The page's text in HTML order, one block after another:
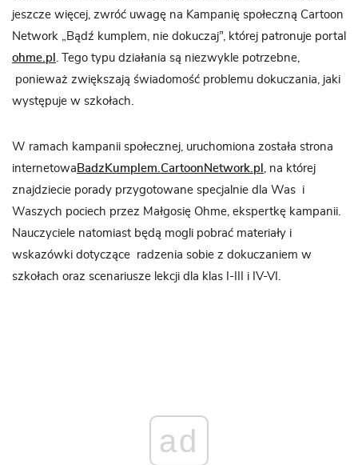
jeszcze więcej, zwróć uwagę na Kampanię społeczną Cartoon
Network „Bądź kumplem, nie dokuczaj”, której patronuje portal
ohme.pl
. Tego typu działania są niezwykle potrzebne,
ponieważ zwiększają świadomość problemu dokuczania, jaki
występuje w szkołach.
W ramach kampanii społecznej, uruchomiona została strona
internetowa BadzKumplem.CartoonNetwork.pl
, na której
znajdziecie porady przygotowane specjalnie dla Was i
Waszych pociech przez Małgosię Ohme, ekspertkę kampanii.
Nauczyciele natomiast będą mogli pobrać materiały i
wskazówki dotyczące radzenia sobie z dokuczaniem w
szkołach oraz scenariusze lekcji dla klas I-III i IV-VI.
ad